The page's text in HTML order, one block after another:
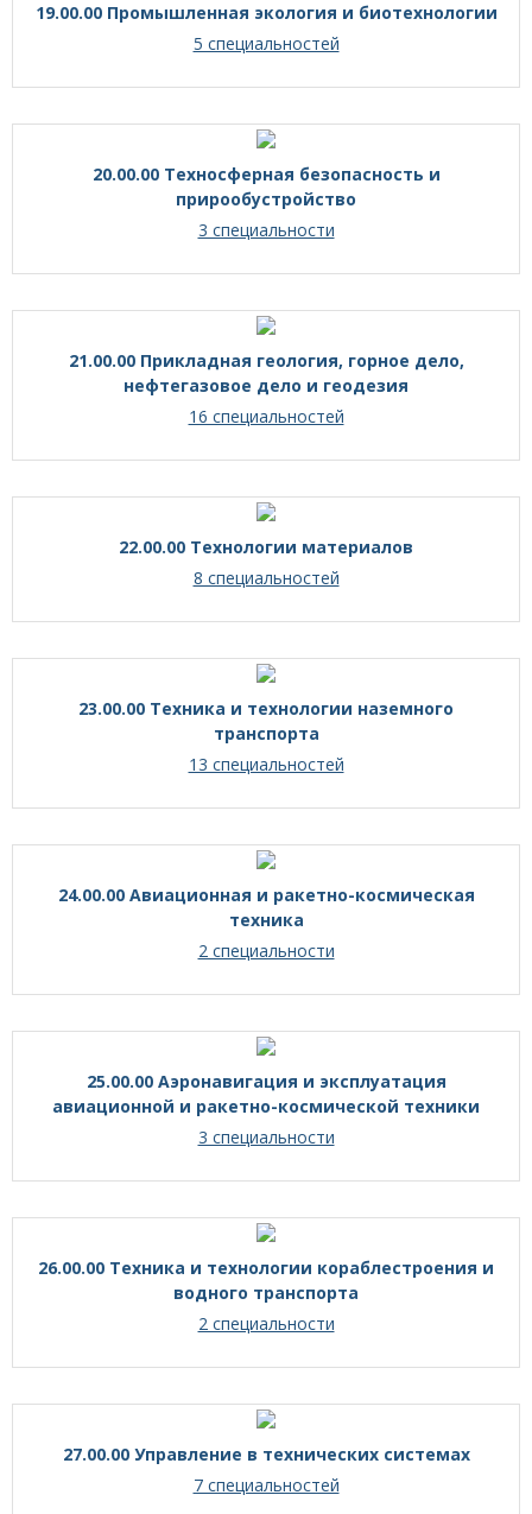
19.00.00 Промышленная экология и биотехнологии
5 специальностей
20.00.00 Техносферная безопасность и
прирообустройство
3 специальности
21.00.00 Прикладная геология, горное дело,
нефтегазовое дело и геодезия
16 специальностей
22.00.00 Технологии материалов
8 специальностей
23.00.00 Техника и технологии наземного
транспорта
13 специальностей
24.00.00 Авиационная и ракетно-космическая
техника
2 специальности
25.00.00 Аэронавигация и эксплуатация
авиационной и ракетно-космической техники
3 специальности
26.00.00 Техника и технологии кораблестроения и
водного транспорта
2 специальности
27.00.00 Управление в технических системах
7 специальностей